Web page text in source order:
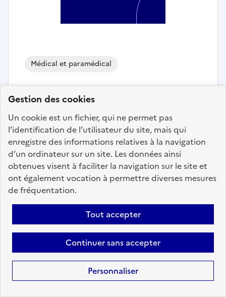
Gestion des cookies
Un cookie est un fichier, qui ne permet pas
l’identification de l’utilisateur du site, mais qui
enregistre des informations relatives à la navigation
d’un ordinateur sur un site. Les données ainsi
obtenues visent à faciliter la navigation sur le site et
ont également vocation à permettre diverses mesures
de fréquentation.
Tout accepter
Continuer sans accepter
Personnaliser
CADRE DE SANTE
Médical et paramédical
Fonction publique :
Fonction publique Hospitalière
Employeur :
CENTRE HOSPITALIER MAURICE SELBONNE
En ligne depuis le 28 avril 2026
Ajouter aux favoris: CADRE DE SANTE
Précédent 1 168 169 170
171
174 200 Suivant
Aller à la page